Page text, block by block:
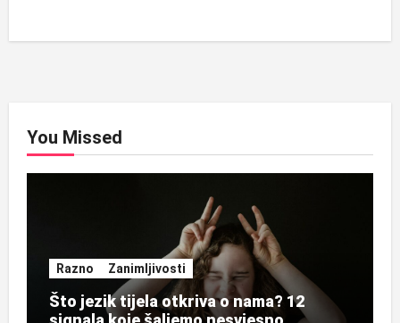
You Missed
Razno Zanimljivosti
Što jezik tijela otkriva o nama? 12